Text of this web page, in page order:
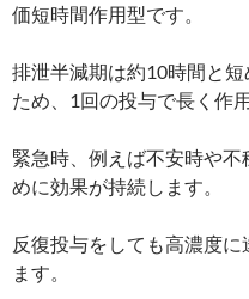
価短時間作用型です。
排泄半減期は約10時間と
ため、1回の投与で長く作
緊急時、例えば不安時や
めに効果が持続します。
反復投与をしても高濃度
ます。